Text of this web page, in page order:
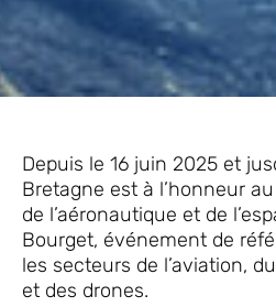
Depuis le 16 juin 2025 et
Bretagne est à l’honneur
de l’aéronautique et de
Bourget, événement de
les secteurs de l’aviation,
et des drones.